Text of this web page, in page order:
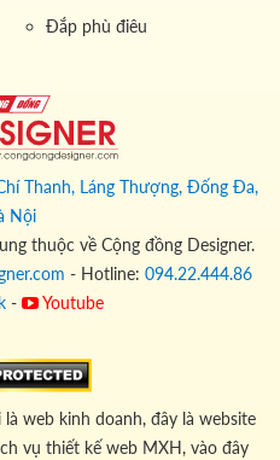
Đắp phù điêu
Thanh, Láng Thượng, Đống Đa,
Nội
thuộc về Cộng đồng Designer.
- Hotline: 094.22.444.86
- Youtube
web kinh doanh, đây là website
vụ thiết kế web MXH, vào đây